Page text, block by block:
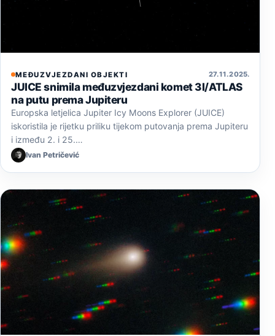
MEĐUZVJEZDANI OBJEKTI 27. 11. 2025.
JUICE snimila međuzvjezdani komet 3I/ATLAS
na putu prema Jupiteru
Europska letjelica Jupiter Icy Moons Explorer (JUICE)
iskoristila je rijetku priliku tijekom putovanja prema Jupiteru
i između 2. i 25.…
Ivan Petričević